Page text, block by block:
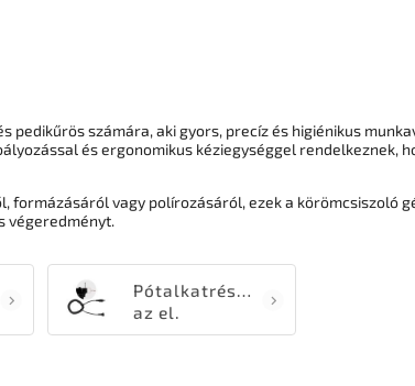
pedikűrös számára, aki gyors, precíz és higiénikus
és ergonomikus kéziegységgel rendelkeznek,
vagy polírozásáról, ezek a körömcsiszoló
végeredményt.
Pótalkatrészek
az el.
Csiszológépek